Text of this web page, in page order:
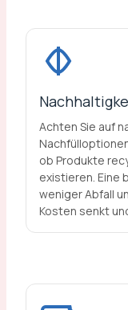
Achten Sie auf
ob Produkte
existieren. Eine
weniger Abfall
Kosten senkt